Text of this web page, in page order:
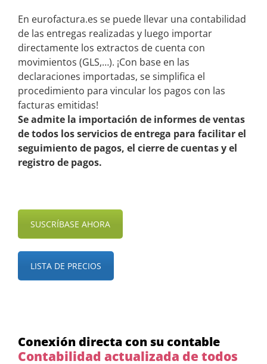
En eurofactura.es se puede llevar una contabilidad
de las entregas realizadas y luego importar
directamente los extractos de cuenta con
movimientos (GLS,…). ¡Con base en las
declaraciones importadas, se simplifica el
procedimiento para vincular los pagos con las
facturas emitidas!
Se admite la importación de informes de ventas
de todos los servicios de entrega para facilitar el
seguimiento de pagos, el cierre de cuentas y el
registro de pagos.
SUSCRÍBASE AHORA
LISTA DE PRECIOS
Conexión directa con su contable
Contabilidad actualizada de todos